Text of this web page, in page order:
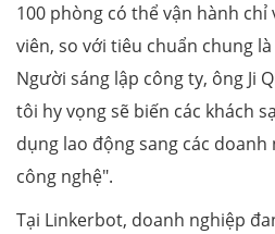
100 phòng có thể vận hành chỉ
viên, so với tiêu chuẩn chung
Người sáng lập công ty, ông Ji
tôi hy vọng sẽ biến các khách
dụng lao động sang các
công nghệ".
Tại Linkerbot, doanh nghiệp